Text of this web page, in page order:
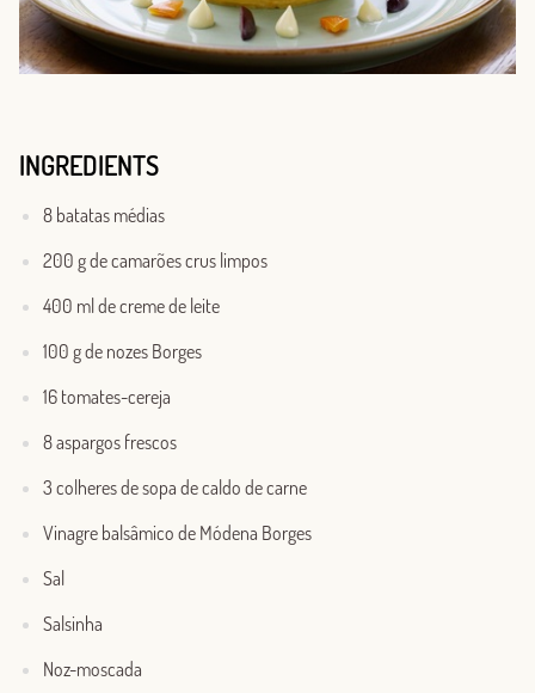
INGREDIENTS
8 batatas médias
200 g de camarões crus limpos
400 ml de creme de leite
100 g de nozes Borges
16 tomates-cereja
8 aspargos frescos
3 colheres de sopa de caldo de carne
Vinagre balsâmico de Módena Borges
Sal
Salsinha
Noz-moscada